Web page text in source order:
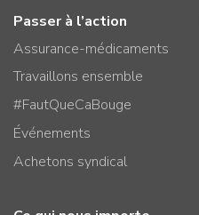
Passer à l’action
Assurance-médicaments
Travaillons ensemble
#FautQueCaBouge
Événements
Achetons syndical